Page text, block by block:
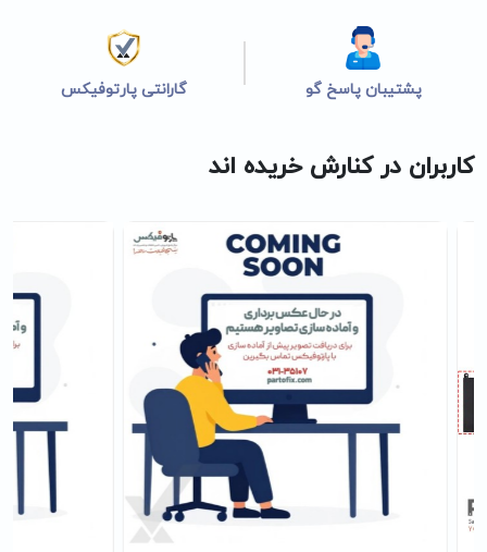
پشتیبان پاسخ گو گارانتی پارتوفیکس
کاربران در کنارش خریده اند